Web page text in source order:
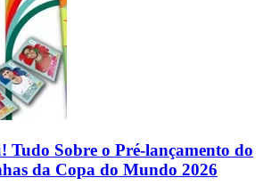
Tudo Sobre o Pré-lançamento do
da Copa do Mundo 2026